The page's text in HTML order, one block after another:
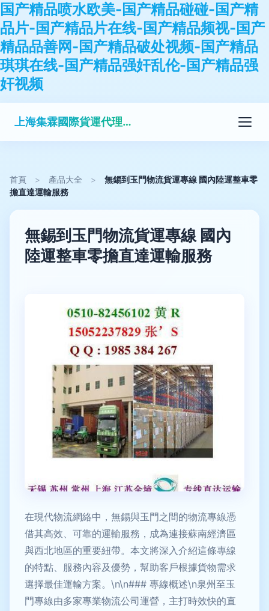
国产精品喷水欧美-国产精品碰碰-国产精
品片-国产精品片在线-国产精品频视-国产
精品品善网-国产精品破处视频-国产精品
琪琪在线-国产精品强奸乱伦-国产精品强
奸视频
上海集霖國際貨運代理有限公司
首頁 > 產品大全 >
無錫到玉門物流貨運專線 國內陸運整車零
擔直達運輸服務
無錫到玉門物流貨運專線 國內
陸運整車零擔直達運輸服務
在現代物流網絡中，無錫與玉門之間的物流專線憑
借其高效、可靠的運輸服務，成為連接蘇南經濟區
與西北地區的重要紐帶。本文將深入介紹這條專線
的特點、服務內容及優勢，幫助客戶根據貨物需求
選擇最佳運輸方案。\n\n### 專線概述\n泉州至玉
門專線由多家專業物流公司運營，主打時效快的直